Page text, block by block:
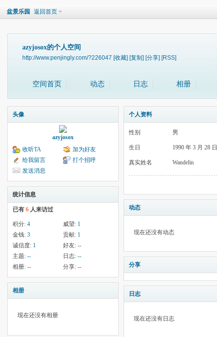
盆景乐园 返回首页
azyjosox的个人空间
http://www.penjingly.com/?226047 [收藏] [复制] [分享] [RSS]
空间首页 动态 日志 相册
头像
azyjosox
收听TA
加为好友
给我留言
打个招呼
发送消息
统计信息
已有 6 人来访过
积分: 4 威望: 1
金钱: 3 贡献: 1
诚信度: 1 好友: --
主题: -- 日志: --
相册: -- 分享: --
相册
现在还没有相册
个人资料
性别 男
生日 1990 年 3 月 28 日
真实姓名 Wandelin
动态
现在还没有动态
分享
日志
现在还没有日志